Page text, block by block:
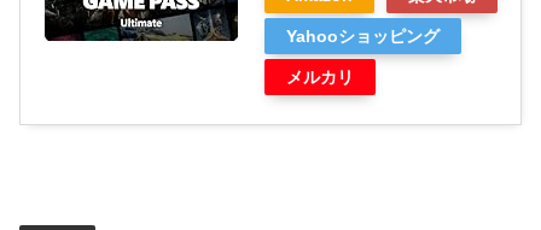
Yahooショッピング
メルカリ